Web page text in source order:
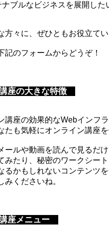
ブルなビジネスを展開した
方々に、ぜひともお役立て
記のフォームからどうぞ！
座の大きな特徴
講座の効果的なWebインフ
たも気軽にオンライン講座
ールや動画を読んで見るだ
みたり、秘密のワークシー
るかもしれないコンテンツ
みくださいね。
座メニュー